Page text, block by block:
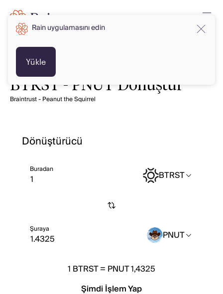
BTRST - PNUT Dönüştür
Braintrust - Peanut the Squirrel
Dönüştürücü
Buradan BTRST
Şuraya PNUT
1 BTRST= PNUT 1,4325
Şimdi İşlem Yap
Rain uygulamasını edin
Yükle